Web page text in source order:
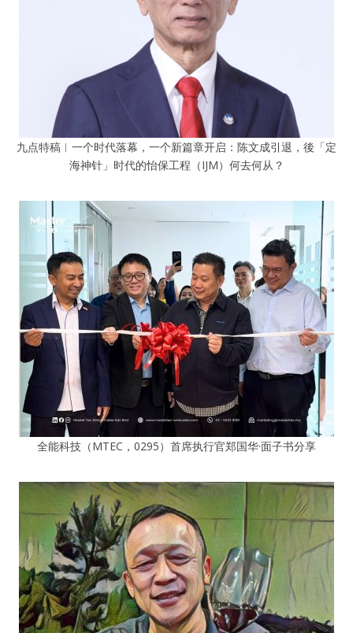
九点特稿︱一个时代落幕，一个新篇章开启：陈文成引退，後「定
海神针」时代的怡保工程（IJM）何去何从？
全能科技（MTEC，0295）首席执行官郑国华·面子书分享